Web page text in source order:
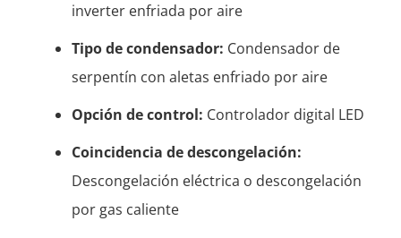
inverter enfriada por aire
Tipo de condensador: Condensador de
serpentín con aletas enfriado por aire
Opción de control: Controlador digital LED
Coincidencia de descongelación:
Descongelación eléctrica o descongelación
por gas caliente